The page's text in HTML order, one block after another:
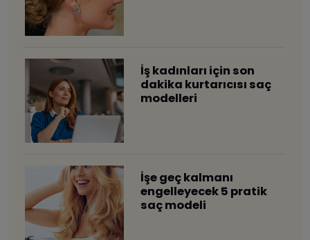
​İş kadınları için son
dakika kurtarıcısı saç
modelleri
​İşe geç kalmanı
engelleyecek 5 pratik
saç modeli